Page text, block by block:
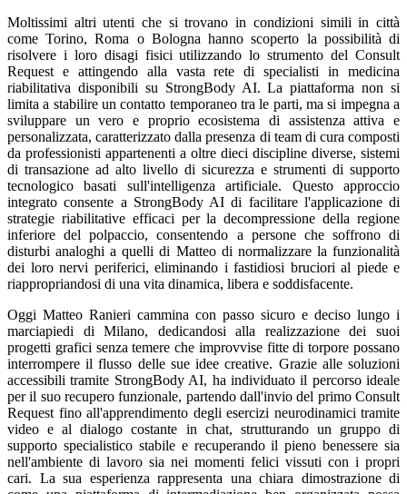
Moltissimi altri utenti che si trovano in condizioni simili in città
come Torino, Roma o Bologna hanno scoperto la possibilità di
risolvere i loro disagi fisici utilizzando lo strumento del Consult
Request e attingendo alla vasta rete di specialisti in medicina
riabilitativa disponibili su StrongBody AI. La piattaforma non si
limita a stabilire un contatto temporaneo tra le parti, ma si impegna a
sviluppare un vero e proprio ecosistema di assistenza attiva e
personalizzata, caratterizzato dalla presenza di team di cura composti
da professionisti appartenenti a oltre dieci discipline diverse, sistemi
di transazione ad alto livello di sicurezza e strumenti di supporto
tecnologico basati sull'intelligenza artificiale. Questo approccio
integrato consente a StrongBody AI di facilitare l'applicazione di
strategie riabilitative efficaci per la decompressione della regione
inferiore del polpaccio, consentendo a persone che soffrono di
disturbi analoghi a quelli di Matteo di normalizzare la funzionalità
dei loro nervi periferici, eliminando i fastidiosi bruciori al piede e
riappropriandosi di una vita dinamica, libera e soddisfacente.
Oggi Matteo Ranieri cammina con passo sicuro e deciso lungo i
marciapiedi di Milano, dedicandosi alla realizzazione dei suoi
progetti grafici senza temere che improvvise fitte di torpore possano
interrompere il flusso delle sue idee creative. Grazie alle soluzioni
accessibili tramite StrongBody AI, ha individuato il percorso ideale
per il suo recupero funzionale, partendo dall'invio del primo Consult
Request fino all'apprendimento degli esercizi neurodinamici tramite
video e al dialogo costante in chat, strutturando un gruppo di
supporto specialistico stabile e recuperando il pieno benessere sia
nell'ambiente di lavoro sia nei momenti felici vissuti con i propri
cari. La sua esperienza rappresenta una chiara dimostrazione di